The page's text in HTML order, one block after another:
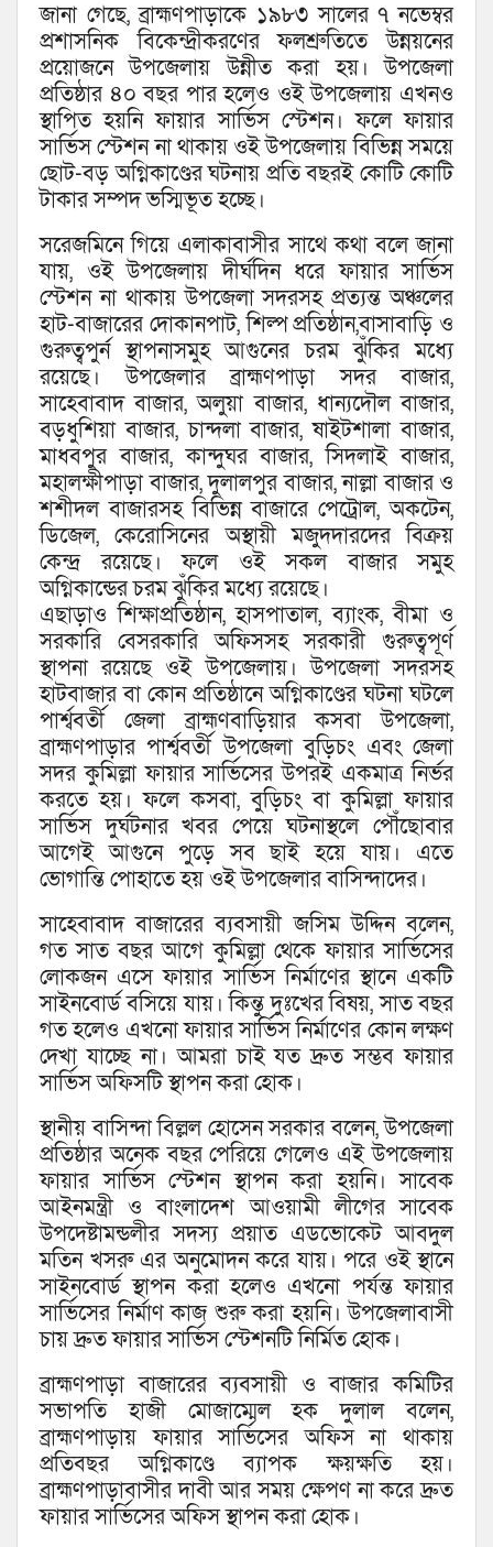
জানা গেছে, ব্রাহ্মণপাড়াকে ১৯৮৩ সালের ৭ নভেম্বর
প্রশাসনিক বিকেন্দ্রীকরণের ফলশ্রুতিতে উন্নয়নের
প্রয়োজনে উপজেলায় উন্নীত করা হয়। উপজেলা
প্রতিষ্ঠার ৪০ বছর পার হলেও ওই উপজেলায় এখনও
স্থাপিত হয়নি ফায়ার সার্ভিস স্টেশন। ফলে ফায়ার
সার্ভিস স্টেশন না থাকায় ওই উপজেলায় বিভিন্ন সময়ে
ছোট-বড় অগ্নিকাণ্ডের ঘটনায় প্রতি বছরই কোটি কোটি
টাকার সম্পদ ভস্মিভূত হচ্ছে।
সরেজমিনে গিয়ে এলাকাবাসীর সাথে কথা বলে জানা
যায়, ওই উপজেলায় দীর্ঘদিন ধরে ফায়ার সার্ভিস
স্টেশন না থাকায় উপজেলা সদরসহ প্রত্যন্ত অঞ্চলের
হাট-বাজারের দোকানপাট, শিল্প প্রতিষ্ঠান,বাসাবাড়ি ও
গুরুত্বপুর্ন স্থাপনাসমুহ আগুনের চরম ঝুঁকির মধ্যে
রয়েছে। উপজেলার ব্রাহ্মণপাড়া সদর বাজার,
সাহেবাবাদ বাজার, অলুয়া বাজার, ধান্যদৌল বাজার,
বড়ধুশিয়া বাজার, চান্দলা বাজার, ষাইটশালা বাজার,
মাধবপুর বাজার, কান্দুঘর বাজার, সিদলাই বাজার,
মহালক্ষীপাড়া বাজার, দুলালপুর বাজার, নাল্লা বাজার ও
শশীদল বাজারসহ বিভিন্ন বাজারে পেট্রোল, অকটেন,
ডিজেল, কেরোসিনের অস্থায়ী মজুদদারদের বিক্রয়
কেন্দ্র রয়েছে। ফলে ওই সকল বাজার সমুহ
অগ্নিকান্ডের চরম ঝুঁকির মধ্যে রয়েছে।
এছাড়াও শিক্ষাপ্রতিষ্ঠান, হাসপাতাল, ব্যাংক, বীমা ও
সরকারি বেসরকারি অফিসসহ সরকারী গুরুত্বপূর্ণ
স্থাপনা রয়েছে ওই উপজেলায়। উপজেলা সদরসহ
হাটবাজার বা কোন প্রতিষ্ঠানে অগ্নিকাণ্ডের ঘটনা ঘটলে
পার্শ্ববর্তী জেলা ব্রাহ্মণবাড়িয়ার কসবা উপজেলা,
ব্রাহ্মণপাড়ার পার্শ্ববর্তী উপজেলা বুড়িচং এবং জেলা
সদর কুমিল্লা ফায়ার সার্ভিসের উপরই একমাত্র নির্ভর
করতে হয়। ফলে কসবা, বুড়িচং বা কুমিল্লা ফায়ার
সার্ভিস দুর্ঘটনার খবর পেয়ে ঘটনাস্থলে পৌঁছোবার
আগেই আগুনে পুড়ে সব ছাই হয়ে যায়। এতে
ভোগান্তি পোহাতে হয় ওই উপজেলার বাসিন্দাদের।
সাহেবাবাদ বাজারের ব্যবসায়ী জসিম উদ্দিন বলেন,
গত সাত বছর আগে কুমিল্লা থেকে ফায়ার সার্ভিসের
লোকজন এসে ফায়ার সার্ভিস নির্মাণের স্থানে একটি
সাইনবোর্ড বসিয়ে যায়। কিন্তু দুঃখের বিষয়, সাত বছর
গত হলেও এখনো ফায়ার সার্ভিস নির্মাণের কোন লক্ষণ
দেখা যাচ্ছে না। আমরা চাই যত দ্রুত সম্ভব ফায়ার
সার্ভিস অফিসটি স্থাপন করা হোক।
স্থানীয় বাসিন্দা বিল্লল হোসেন সরকার বলেন, উপজেলা
প্রতিষ্ঠার অনেক বছর পেরিয়ে গেলেও এই উপজেলায়
ফায়ার সার্ভিস স্টেশন স্থাপন করা হয়নি। সাবেক
আইনমন্ত্রী ও বাংলাদেশ আওয়ামী লীগের সাবেক
উপদেষ্টামন্ডলীর সদস্য প্রয়াত এডভোকেট আবদুল
মতিন খসরু এর অনুমোদন করে যায়। পরে ওই স্থানে
সাইনবোর্ড স্থাপন করা হলেও এখনো পর্যন্ত ফায়ার
সার্ভিসের নির্মাণ কাজ শুরু করা হয়নি। উপজেলাবাসী
চায় দ্রুত ফায়ার সার্ভিস স্টেশনটি নির্মিত হোক।
ব্রাহ্মণপাড়া বাজারের ব্যবসায়ী ও বাজার কমিটির
সভাপতি হাজী মোজাম্মেল হক দুলাল বলেন,
ব্রাহ্মণপাড়ায় ফায়ার সার্ভিসের অফিস না থাকায়
প্রতিবছর অগ্নিকাণ্ডে ব্যাপক ক্ষয়ক্ষতি হয়।
ব্রাহ্মণপাড়াবাসীর দাবী আর সময় ক্ষেপণ না করে দ্রুত
ফায়ার সার্ভিসের অফিস স্থাপন করা হোক।